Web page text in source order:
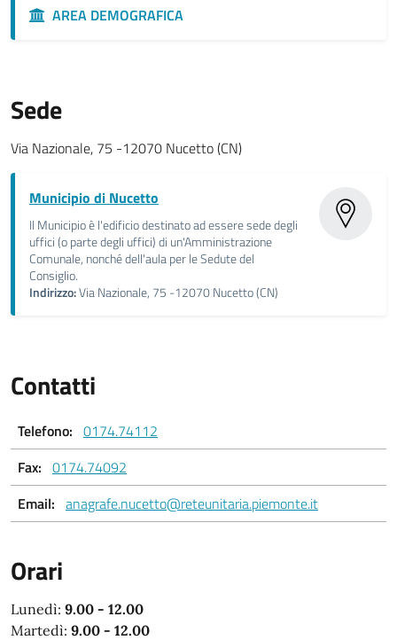
AREA DEMOGRAFICA
Sede
Via Nazionale, 75 -12070 Nucetto (CN)
Municipio di Nucetto
Il Municipio è l'edificio destinato ad essere sede degli
uffici (o parte degli uffici) di un'Amministrazione
Comunale, nonché dell'aula per le Sedute del
Consiglio.
Indirizzo:Via Nazionale, 75 -12070 Nucetto (CN)
Contatti
Telefono: 0174.74112
Fax: 0174.74092
Email: anagrafe.nucetto@reteunitaria.piemonte.it
Orari
Lunedì: 9.00 - 12.00
Martedì: 9.00 - 12.00